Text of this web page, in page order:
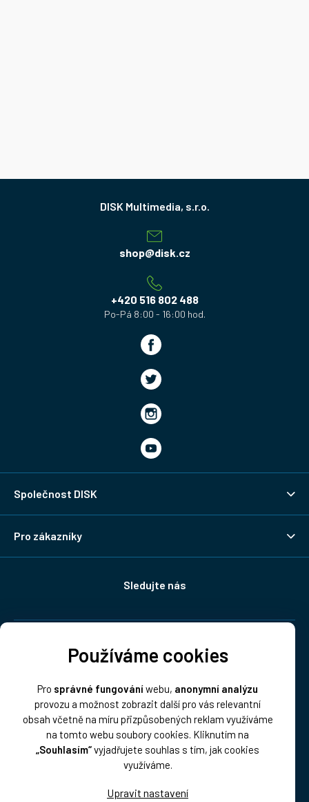
Používáme cookies
Pro správné fungováníwebu, anonymní analýzu
provozu a možnost zobrazit další pro vás relevantní
obsah včetně na míru přizpůsobených reklam využíváme
na tomto webu soubory cookies. Kliknutím na
„Souhlasím“vyjadřujete souhlas s tím, jak cookies
využíváme.
shop@disk.cz
+420 516 802 488
Společnost DISK
Pro zákazníky
Sledujte nás
Platba: